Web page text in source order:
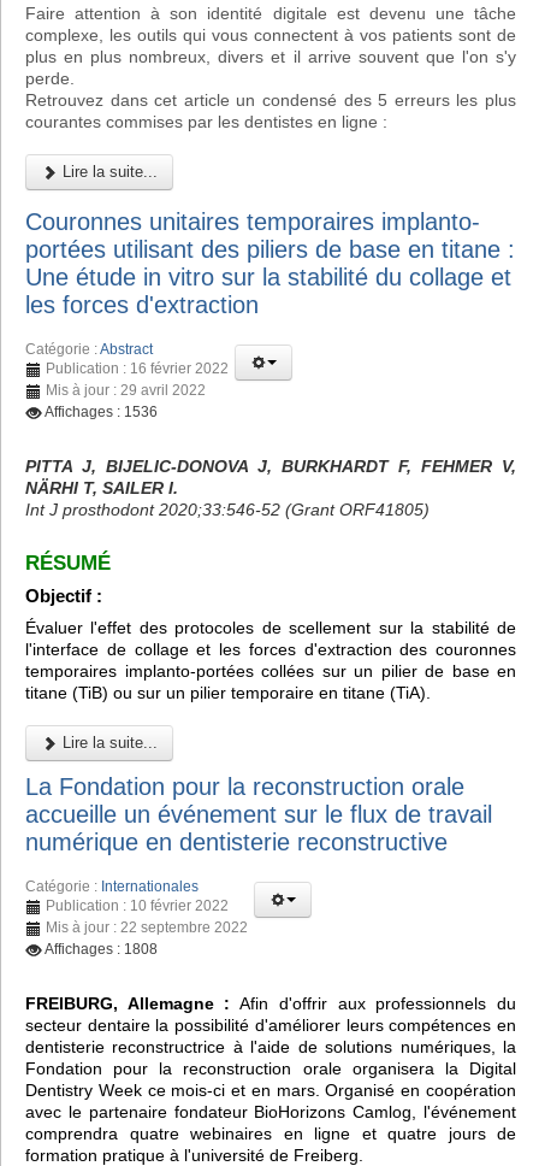
Faire attention à son identité digitale est devenu une tâche
complexe, les outils qui vous connectent à vos patients sont de
plus en plus nombreux, divers et il arrive souvent que l'on s'y
perde.
Retrouvez dans cet article un condensé des 5 erreurs les plus
courantes commises par les dentistes en ligne :
Lire la suite...
Couronnes unitaires temporaires implanto-
portées utilisant des piliers de base en titane :
Une étude in vitro sur la stabilité du collage et
les forces d'extraction
Catégorie :Abstract
Publication : 16 février 2022
Mis à jour : 29 avril 2022
Affichages : 1536
PITTA J, BIJELIC-DONOVA J, BURKHARDT F, FEHMER V,
NÄRHI T, SAILER I.
Int J prosthodont 2020;33:546-52 (Grant ORF41805)
RÉSUMÉ
Objectif :
Évaluer l'effet des protocoles de scellement sur la stabilité de
l'interface de collage et les forces d'extraction des couronnes
temporaires implanto-portées collées sur un pilier de base en
titane (TiB) ou sur un pilier temporaire en titane (TiA).
Lire la suite...
La Fondation pour la reconstruction orale
accueille un événement sur le flux de travail
numérique en dentisterie reconstructive
Catégorie : Internationales
Publication : 10 février 2022
Mis à jour : 22 septembre 2022
Affichages : 1808
FREIBURG, Allemagne : Afin d'offrir aux professionnels du
secteur dentaire la possibilité d'améliorer leurs compétences en
dentisterie reconstructrice à l'aide de solutions numériques, la
Fondation pour la reconstruction orale organisera la Digital
Dentistry Week ce mois-ci et en mars. Organisé en coopération
avec le partenaire fondateur BioHorizons Camlog, l'événement
comprendra quatre webinaires en ligne et quatre jours de
formation pratique à l'université de Freiberg.